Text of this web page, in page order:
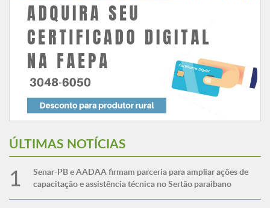
ÚLTIMAS NOTÍCIAS
Senar-PB e AADAA firmam parceria para ampliar ações de
capacitação e assistência técnica no Sertão paraibano